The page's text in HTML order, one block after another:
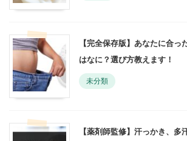
【完全保存版】あなたに合っ
はなに？選び方教えます！
未分類
【薬剤師監修】汗っかき、多